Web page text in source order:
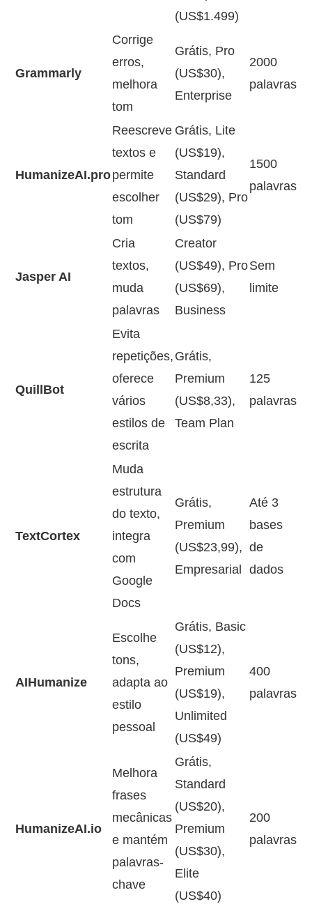
(US$1.499)
Grammarly
Corrige
erros,
melhora
tom
Grátis, Pro
(US$30),
Enterprise
2000
palavras
HumanizeAI.pro
Reescreve
textos e
permite
escolher
tom
Grátis, Lite
(US$19),
Standard
(US$29), Pro
(US$79)
1500
palavras
Jasper AI
Cria
textos,
muda
palavras
Creator
(US$49), Pro
(US$69),
Business
Sem
limite
QuillBot
Evita
repetições,
oferece
vários
estilos de
escrita
Grátis,
Premium
(US$8,33),
Team Plan
125
palavras
TextCortex
Muda
estrutura
do texto,
integra
com
Google
Docs
Grátis,
Premium
(US$23,99),
Empresarial
Até 3
bases
de
dados
AIHumanize
Escolhe
tons,
adapta ao
estilo
pessoal
Grátis, Basic
(US$12),
Premium
(US$19),
Unlimited
(US$49)
400
palavras
HumanizeAI.io
Melhora
frases
mecânicas
e mantém
palavras-
chave
Grátis,
Standard
(US$20),
Premium
(US$30),
Elite
(US$40)
200
palavras